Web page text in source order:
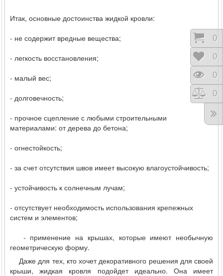
Итак, основные достоинства жидкой кровли:
- не содержит вредные вещества;
- легкость восстановления;
- малый вес;
- долговечность;
- прочное сцепление с любыми строительными
материалами: от дерева до бетона;
- огнестойкость;
- за счет отсутствия швов имеет высокую влагоустойчивость;
- устойчивость к солнечным лучам;
- отсутствует необходимость использования крепежных
систем и элементов;
- применение на крышах, которые имеют необычную
геометрическую форму.
Даже для тех, кто хочет декоративного решения для своей
крыши, жидкая кровля подойдет идеально. Она имеет
0
0
0
0